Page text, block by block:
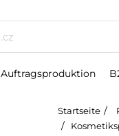
Auftragsproduktion
Startseite
Kosmetikspiegel, ø